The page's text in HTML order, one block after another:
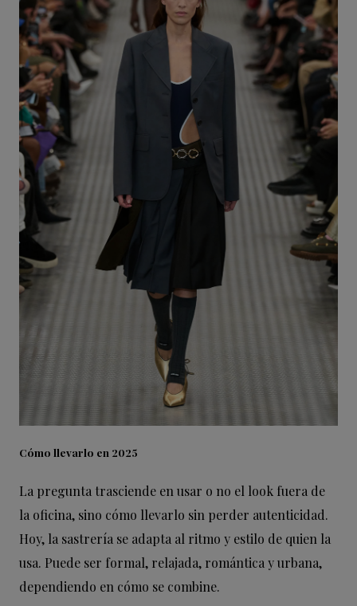
Cómo llevarlo en 2025
La pregunta trasciende en usar o no el look fuera de
la oficina, sino cómo llevarlo sin perder autenticidad.
Hoy, la sastrería se adapta al ritmo y estilo de quien la
usa. Puede ser formal, relajada, romántica y urbana,
dependiendo en cómo se combine.